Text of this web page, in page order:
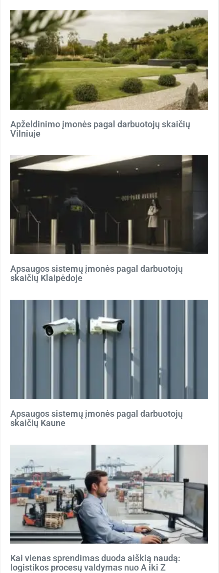
Apželdinimo įmonės pagal darbuotojų skaičių
Vilniuje
Apsaugos sistemų įmonės pagal darbuotojų
skaičių Klaipėdoje
Apsaugos sistemų įmonės pagal darbuotojų
skaičių Kaune
Kai vienas sprendimas duoda aiškią naudą:
logistikos procesų valdymas nuo A iki Z